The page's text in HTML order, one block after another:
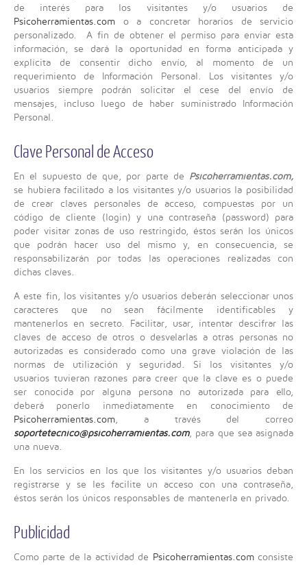
de interés para los visitantes y/o usuarios de
Psicoherramientas.com o a concretar horarios de servicio
personalizado. A fin de obtener el permiso para enviar esta
información, se dará la oportunidad en forma anticipada y
explícita de consentir dicho envío, al momento de un
requerimiento de Información Personal. Los visitantes y/o
usuarios siempre podrán solicitar el cese del envío de
mensajes, incluso luego de haber suministrado Información
Personal.
Clave Personal de Acceso
En el supuesto de que, por parte de Psicoherramientas.com,
se hubiera facilitado a los visitantes y/o usuarios la posibilidad
de crear claves personales de acceso, compuestas por un
código de cliente (login) y una contraseña (password) para
poder visitar zonas de uso restringido, éstos serán los únicos
que podrán hacer uso del mismo y, en consecuencia, se
responsabilizarán por todas las operaciones realizadas con
dichas claves.
A este fin, los visitantes y/o usuarios deberán seleccionar unos
caracteres que no sean fácilmente identificables y
mantenerlos en secreto. Facilitar, usar, intentar descifrar las
claves de acceso de otros o desvelarlas a otras personas no
autorizadas es considerado como una grave violación de las
normas de utilización y seguridad. Si los visitantes y/o
usuarios tuvieran razones para creer que la clave es o puede
ser conocida por alguna persona no autorizada para ello,
deberá ponerlo inmediatamente en conocimiento de
Psicoherramientas.com, a través del correo
soportetecnico@psicoherramientas.com, para que sea asignada
una nueva.
En los servicios en los que los visitantes y/o usuarios deban
registrarse y se les facilite un acceso con una contraseña,
éstos serán los únicos responsables de mantenerla en privado.
Publicidad
Como parte de la actividad de Psicoherramientas.comconsiste